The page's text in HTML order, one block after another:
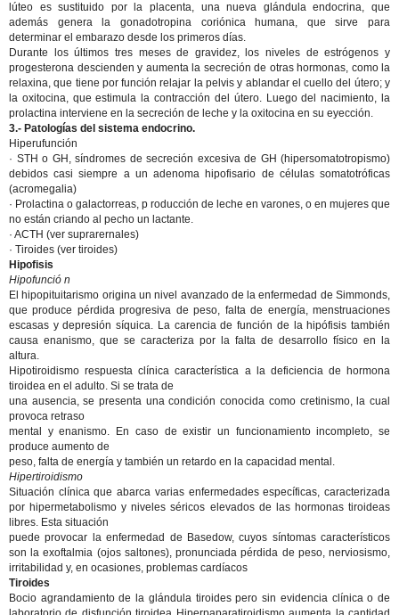
lúteo es sustituido por la placenta, una nueva glándula endocrina, que
además genera la gonadotropina coriónica humana, que sirve para
determinar el embarazo desde los primeros días.
Durante los últimos tres meses de gravidez, los niveles de estrógenos y
progesterona descienden y aumenta la secreción de otras hormonas, como la
relaxina, que tiene por función relajar la pelvis y ablandar el cuello del útero; y
la oxitocina, que estimula la contracción del útero. Luego del nacimiento, la
prolactina interviene en la secreción de leche y la oxitocina en su eyección.
3.- Patologías del sistema endocrino.
Hiperufunción
· STH o GH, síndromes de secreción excesiva de GH (hipersomatotropismo)
debidos casi siempre a un adenoma hipofisario de células somatotróficas
(acromegalia)
· Prolactina o galactorreas, p roducción de leche en varones, o en mujeres que
no están criando al pecho un lactante.
· ACTH (ver suprarernales)
· Tiroides (ver tiroides)
Hipofisis
Hipofunció n
El hipopituitarismo origina un nivel avanzado de la enfermedad de Simmonds,
que produce pérdida progresiva de peso, falta de energía, menstruaciones
escasas y depresión síquica. La carencia de función de la hipófisis también
causa enanismo, que se caracteriza por la falta de desarrollo físico en la
altura.
Hipotiroidismo respuesta clínica característica a la deficiencia de hormona
tiroidea en el adulto. Si se trata de
una ausencia, se presenta una condición conocida como cretinismo, la cual
provoca retraso
mental y enanismo. En caso de existir un funcionamiento incompleto, se
produce aumento de
peso, falta de energía y también un retardo en la capacidad mental.
Hipertiroidismo
Situación clínica que abarca varias enfermedades específicas, caracterizada
por hipermetabolismo y niveles séricos elevados de las hormonas tiroideas
libres. Esta situación
puede provocar la enfermedad de Basedow, cuyos síntomas característicos
son la exoftalmia (ojos saltones), pronunciada pérdida de peso, nerviosismo,
irritabilidad y, en ocasiones, problemas cardíacos
Tiroides
Bocio agrandamiento de la glándula tiroides pero sin evidencia clínica o de